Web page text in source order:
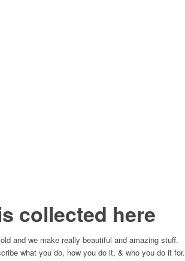
collected here
and we make really beautiful and amazing stuff.
what you do, how you do it, & who you do it for.